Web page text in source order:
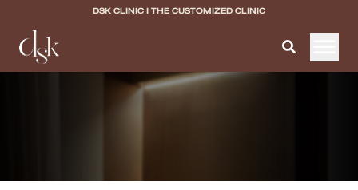
DSK CLINIC I THE CUSTOMIZED CLINIC